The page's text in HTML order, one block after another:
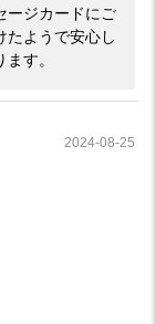
ージカードにご
たようで安心し
す。
2024-08-25